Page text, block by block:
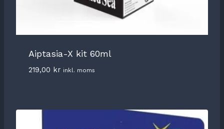
Aiptasia-X kit 60ml
219,00 kr inkl. moms